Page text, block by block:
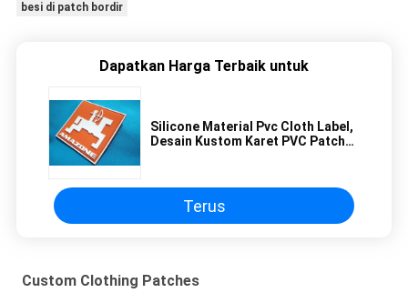
besi di patch bordir
Dapatkan Harga Terbaik untuk
Silicone Material Pvc Cloth Label,
Desain Kustom Karet PVC Patch
Terus
Custom Clothing Patches